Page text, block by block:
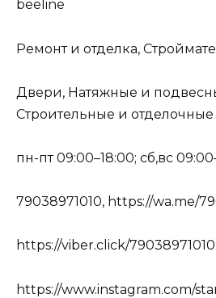
beeline
Ремонт и отделка,
Двери, Натяжные и
Строительные и отделочные
пн-пт 09:00–18:00; сб,вс
79038971010, https://wa.me/
https://viber.click/79038971010
https://www.instagram.com/